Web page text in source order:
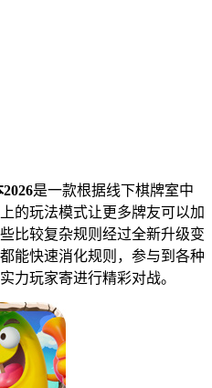
是一款根据线下棋牌室中
的玩法模式让更多牌友可以加
比较复杂规则经过全新升级变
能快速消化规则，参与到各种
力玩家寄进行精彩对战。